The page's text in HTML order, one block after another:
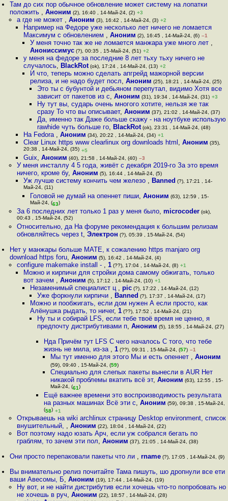
Там до сих пор обычное обновление может систему на лопатки
положить ,Аноним (2), 16:40 , 14-Май-24, (2) +3
а где не может , Аноним (3), 16:42 , 14-Май-24, (3) +2
Например на Федоре уже несколько лет ничего не ломается
Максимум с обновлением , Аноним (2), 16:45 , 14-Май-24, (6) –1
У меня точно так же не ломается манжара уже много лет ,
Анониссимус (?), 00:35 , 15-Май-24, (51) +2
у меня на федоре за последние 8 лет тьху тьху ничего не
случалось, BlackRot(ok), 17:24 , 14-Май-24, (13) +2
И что, теперь можно сделать апгрейд мажорной версии
релиза, и не надо будет посл,Аноним (25), 18:21 , 14-Май-24, (25)
Это ты с бубунтой и дебьяном перепутал, видимо Хотя все
зависит от пакетов из с, Аноним (31), 19:34 , 14-Май-24, (31) +3
Ну тут вы, сударь очень многого хотите, нельзя же так
сразу То что вы описывает, Аноним (37), 21:02 , 14-Май-24, (37)
Да, именно так Даже больше скажу - на ноутбуке использую
rawhide чуть больше го, BlackRot(ok), 23:31 , 14-Май-24, (48)
На Fedora , Аноним (34), 20:22 , 14-Май-24, (34) +1
Clear Linux https www clearlinux org downloads html , Аноним (35),
20:38 , 14-Май-24, (35) +5
Guix, Аноним (40), 21:58 , 14-Май-24, (40) –3
У меня инсталлу 4 5 года, живёт с декабря 2019-го За это время
ничего, кроме бу, Аноним (5), 16:44 , 14-Май-24, (5)
Уж лучше систему кончить чем железо , Banned (?), 17:21 , 14-
Май-24, (11)
Головой не думай на опеннет пиши,Аноним (63), 12:59 , 15-
Май-24, (63)
За 6 последних лет только 1 раз у меня было, microcoder(ok),
00:43 , 15-Май-24, (52)
Относительно, да На форуме рекомендация к большим релизам
обновляйтесь через t, Электрон (?), 05:39 , 15-Май-24, (54)
Нет у манжары больше MATE, к сожалению https manjaro org
download https foru,Аноним (5), 16:42 , 14-Май-24, (4)
configure makemake install - , 1(??), 17:04 , 14-Май-24, (8) +1
Можно и кирпичи для стройки дома самому обжигать, только
вот зачем , Аноним (5), 17:12 , 14-Май-24, (10) +1
Незаменимый специалист ц ,pic (?), 17:22 , 14-Май-24, (12)
Уже форкнули кирпичи , Banned (?), 17:37 , 14-Май-24, (17)
Можно и пообжигать, если дом нужен А если просто, как
Алёнушка рыдать, то ничег,1 (??), 17:52 , 14-Май-24, (21)
Ну ты и собирай LFS, если тебе твоё время не ценно, я
предпочту дистрибутивами п, Аноним (5), 18:55 , 14-Май-24, (27)
Нда Причём тут LFS С чего началось С того, что тебе
жизнь не мила, из-за , 1(??), 09:31 , 15-Май-24, (57) –1
Мы тут именно для этого Мы и есть опеннет ,Аноним
(59), 09:40 , 15-Май-24, (59)
Специально для слепых пакеты вынесли в AUR Нет
никакой проблемы вкатить всё эт,Аноним (63), 12:55 , 15-
Май-24, (61)
Ещё важнее времени это воспроизводимость результата
на разных машинах Всё эти с, Аноним (59), 09:38 , 15-Май-24,
(58) +1
Открываешь на wiki archlinux страницу Desktop environment, список
внушительный, , Аноним (22), 18:04 , 14-Май-24, (22)
Вот поэтому надо юзать Арч, если уж собрался бегать по
граблям, то зачем эти пол, Аноним (37), 21:05 , 14-Май-24, (38)
Они просто перепаковали пакеты что ли ,rname (?), 17:05 , 14-Май-24, (9)
Вы внимательно релиз почитайте Тама пишуть, шо дропнули все ети
ваши Авесомы, Б,Аноним (19), 17:44 , 14-Май-24, (19)
Ну вот, и не найти дистрибутив если хочешь что-то попробовать но
не хочешь в руч, Аноним (22), 18:57 , 14-Май-24, (28)